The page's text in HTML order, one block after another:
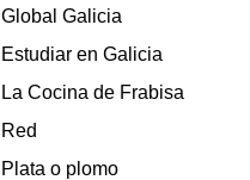
Global Galicia
Estudiar en Galicia
La Cocina de Frabisa
Red
Plata o plomo